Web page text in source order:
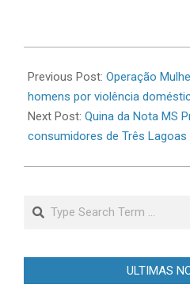
07-
01
Previous Post: Operação
homens por violência
Next Post: Quina da Nota MS
consumidores de Três Lagoas
Search
ULTIMAS